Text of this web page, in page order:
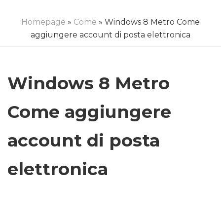
Homepage » Come » Windows 8 Metro Come
aggiungere account di posta elettronica
Windows 8 Metro
Come aggiungere
account di posta
elettronica